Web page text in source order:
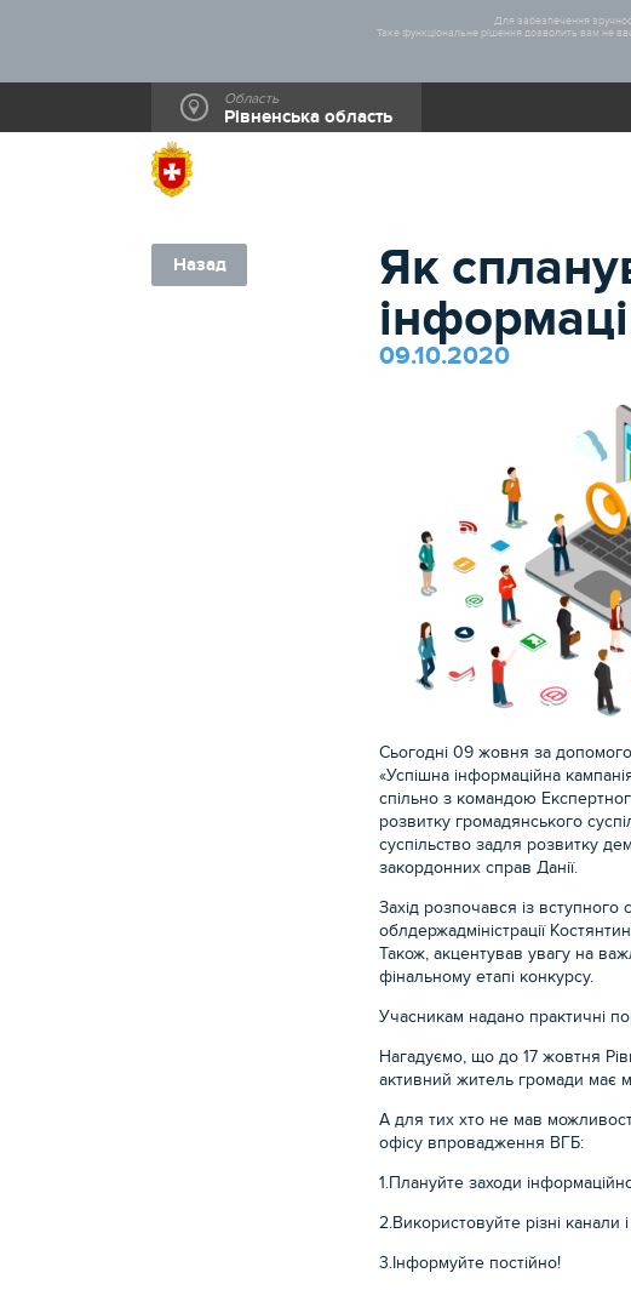
Для забезпечення
Таке функціональне рішення дозволить вам не
Область
Рівненська область
Назад
Як
09.10.2020
Сьогодні 09 жовня за
«Успішна інформаційна
спільно з командою
розвитку громадянського
суспільство задля розвитку
закордонних справ Данії.
Захід розпочався із вступного
облдержадміністрації
Також, акцентував увагу на
фінальному етапі конкурсу.
Учасникам надано практичні
Нагадуємо, що до 17 жовтня
активний житель громади має
А для тих хто не мав
офісу впровадження ВГБ:
1.Плануйте заходи
2.Використовуйте різні канали
3.Інформуйте постійно!